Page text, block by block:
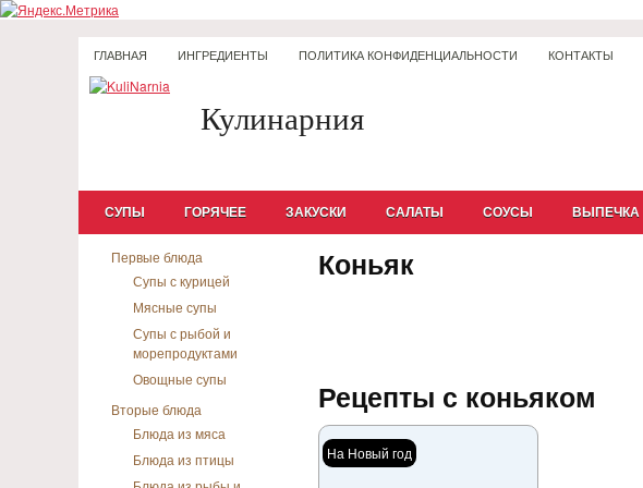
ГЛАВНАЯ ИНГРЕДИЕНТЫ ПОЛИТИКА КОНФИДЕНЦИАЛЬНОСТИ КОНТАКТЫ
Кулинарния
СУПЫ ГОРЯЧЕЕ ЗАКУСКИ САЛАТЫ СОУСЫ ВЫПЕЧКА
Первые блюда
Супы с курицей
Мясные супы
Супы с рыбой и
морепродуктами
Овощные супы
Вторые блюда
Блюда из мяса
Блюда из птицы
Коньяк
Рецепты с коньяком
На Новый год